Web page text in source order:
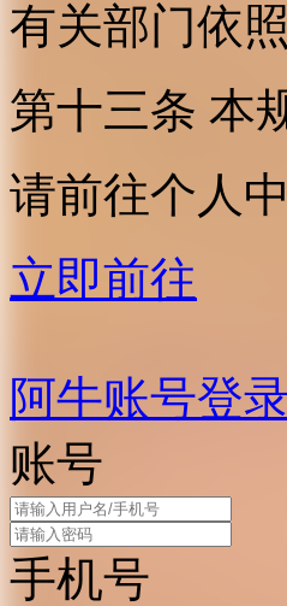
有关部门依
第十三条 本
请前往个人
立即前往
阿牛账号登
账号
手机号